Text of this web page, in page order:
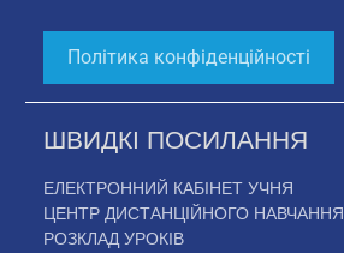
Політика конфіденційності
ШВИДКІ ПОСИЛАННЯ
ЕЛЕКТРОННИЙ КАБІНЕТ УЧНЯ
ЦЕНТР ДИСТАНЦІЙНОГО НАВЧАННЯ
РОЗКЛАД УРОКІВ